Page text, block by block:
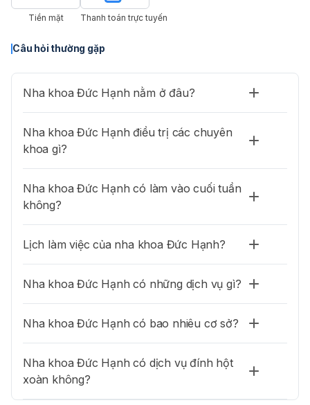
bạn thể hiện phong cách, tự tin hơn trong giao tiếp, đặc biệt
hoàn toàn không gây tổn hại đến răng, không hề làm bạn bị
Giá từ500.000 ₫
– Đánh răng kỹ sau mỗi bữa ăn với kem đánh răng có Flour với
bàn chải lông mịn và bàn chải kẽ răng.
– Bạn cũng nên dùng chỉ nha khoa để làm sạch các kẽ nhỏ của
- Lấy vôi răng định kỳ 6 tháng để giữ cho nướu và răng khỏe
mạnh.
Tiền mặt Thanh toán trực tuyến
Câu hỏi thường gặp
Nha khoa Đức Hạnh nằm ở đâu?
Nha khoa Đức Hạnh điều trị các chuyên
khoa gì?
Nha khoa Đức Hạnh có làm vào cuối tuần
không?
Lịch làm việc của nha khoa Đức Hạnh?
Nha khoa Đức Hạnh có những dịch vụ gì?
Nha khoa Đức Hạnh có bao nhiêu cơ sở?
Nha khoa Đức Hạnh có dịch vụ đính hột
xoàn không?